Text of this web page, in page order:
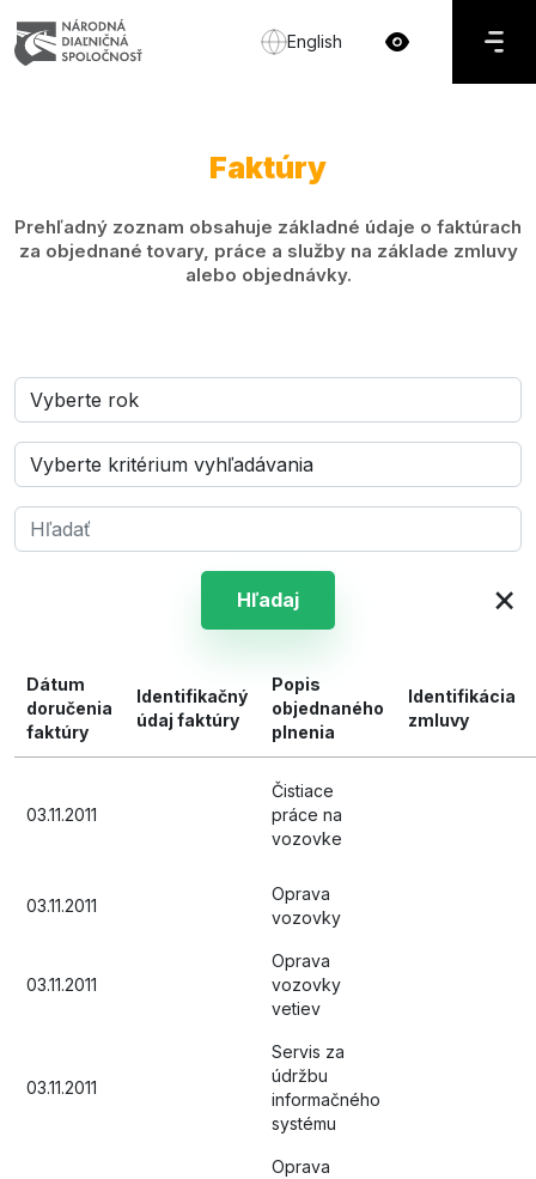
English
Faktúry
Prehľadný zoznam obsahuje základné údaje o faktúrach
za objednané tovary, práce a služby na základe zmluvy
alebo objednávky.
Hľadaj ×
Dátum
doručenia
faktúry
Identifikačný
údaj faktúry
Popis
objednaného
plnenia
Identifikácia
zmluvy
03.11.2011
Čistiace
práce na
vozovke
03.11.2011
Oprava
vozovky
03.11.2011
Oprava
vozovky
vetiev
03.11.2011
Servis za
údržbu
informačného
systému
Oprava